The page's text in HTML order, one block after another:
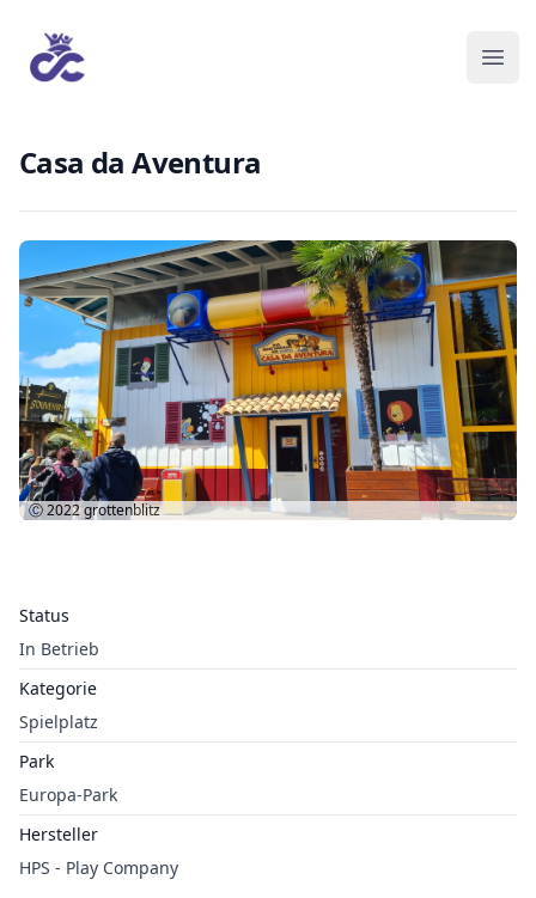
Casa da Aventura
Status
In Betrieb
Kategorie
Spielplatz
Park
Europa-Park
Hersteller
HPS - Play Company
Ⓒ 2022grottenblitz